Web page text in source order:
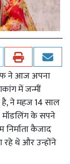
ने आज अपना
में जन्मीं
है, ने महज 14 साल
मॉडलिंग के सपने
कैजाद
रहे थे और उन्होंने